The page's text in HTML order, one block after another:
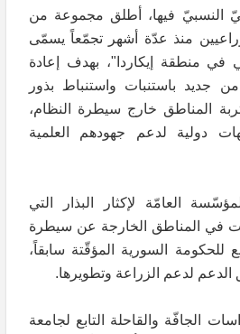
النسبيّ فيها، أطلق مجموعة من
منذ عدّة أشهر تجمّعاً يسمّى
في منطقة إيكاردا"، بهدف إعادة
جديد باستنبات واستنباط بذور
المناطق خارج سيطرة النظام،
دولية لدعم جهودهم العلمية
العامّة لإكثار البذار التي
في المناطق الخارجة عن سيطرة
للحكومة السورية المؤقّتة سابقاً،
لدعم الزراعة وتطويرها.
الجافّة والقاحلة التابع لجامعة